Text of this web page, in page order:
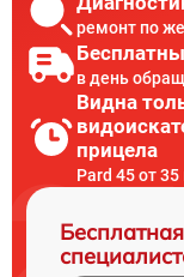
ремонт по
в день
Видна
прицела
Pard 45 от